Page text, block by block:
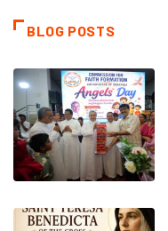
BLOG POSTS